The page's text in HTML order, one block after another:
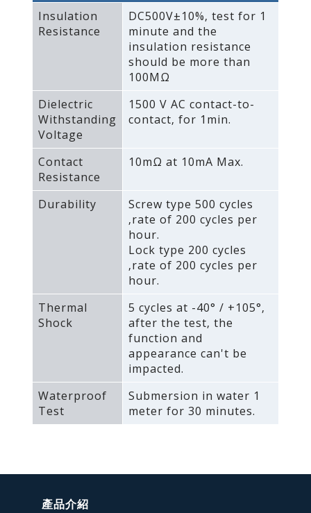
Insulation
Resistance
DC500V±10%‚ test for 1
minute and the
insulation resistance
should be more than
100MΩ
Dielectric
Withstanding
Voltage
1500 V AC contact-to-
contact‚ for 1min.
Contact
Resistance
10mΩ at 10mA Max.
Durability
Screw type 500 cycles
‚rate of 200 cycles per
hour.
Lock type 200 cycles
‚rate of 200 cycles per
hour.
Thermal
Shock
5 cycles at -40° / +105°‚
after the test‚ the
function and
appearance can't be
impacted.
Waterproof
Test
Submersion in water 1
meter for 30 minutes.
產品介紹